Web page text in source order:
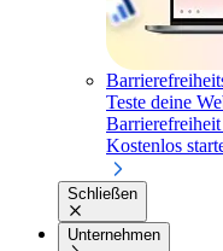
Teste deine
Kostenlos
Schließen
Unternehmen